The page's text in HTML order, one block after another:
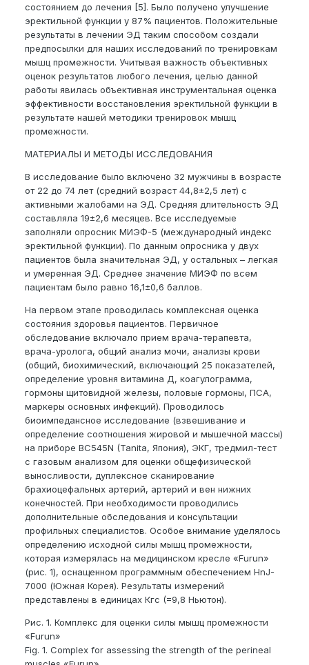
состоянием до лечения [5]. Было получено улучшение
эректильной функции у 87% пациентов. Положительные
результаты в лечении ЭД таким способом создали
предпосылки для наших исследований по тренировкам
мышц промежности. Учитывая важность объективных
оценок результатов любого лечения, целью данной
работы явилась объективная инструментальная оценка
эффективности восстановления эректильной функции в
результате нашей методики тренировок мышц
промежности.
МАТЕРИАЛЫ И МЕТОДЫ ИССЛЕДОВАНИЯ
В исследование было включено 32 мужчины в возрасте
от 22 до 74 лет (средний возраст 44,8±2,5 лет) с
активными жалобами на ЭД. Средняя длительность ЭД
составляла 19±2,6 месяцев. Все исследуемые
заполняли опросник МИЭФ-5 (международный индекс
эректильной функции). По данным опросника у двух
пациентов была значительная ЭД, у остальных – легкая
и умеренная ЭД. Среднее значение МИЭФ по всем
пациентам было равно 16,1±0,6 баллов.
На первом этапе проводилась комплексная оценка
состояния здоровья пациентов. Первичное
обследование включало прием врача-терапевта,
врача-уролога, общий анализ мочи, анализы крови
(общий, биохимический, включающий 25 показателей,
определение уровня витамина Д, коагулограмма,
гормоны щитовидной железы, половые гормоны, ПСА,
маркеры основных инфекций). Проводилось
биоимпедансное исследование (взвешивание и
определение соотношения жировой и мышечной массы)
на приборе BC545N (Tanita, Япония), ЭКГ, тредмил-тест
с газовым анализом для оценки общефизической
выносливости, дуплексное сканирование
брахиоцефальных артерий, артерий и вен нижних
конечностей. При необходимости проводились
дополнительные обследования и консультации
профильных специалистов. Особое внимание уделялось
определению исходной силы мышц промежности,
которая измерялась на медицинском кресле «Furun»
(рис. 1), оснащенном программным обеспечением HnJ-
7000 (Южная Корея). Результаты измерений
представлены в единицах Кгс (=9,8 Ньютон).
Рис. 1. Комплекс для оценки силы мышц промежности
«Furun»
Fig. 1. Complex for assessing the strength of the perineal